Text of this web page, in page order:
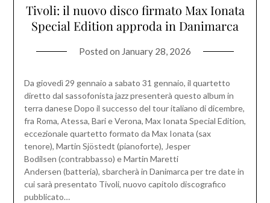
Tivoli: il nuovo disco firmato Max Ionata
Special Edition approda in Danimarca
Posted on January 28, 2026
Da giovedì 29 gennaio a sabato 31 gennaio, il quartetto
diretto dal sassofonista jazz presenterà questo album in
terra danese Dopo il successo del tour italiano di dicembre,
fra Roma, Atessa, Bari e Verona, Max Ionata Special Edition,
eccezionale quartetto formato da Max Ionata (sax
tenore), Martin Sjöstedt (pianoforte), Jesper
Bodilsen (contrabbasso) e Martin Maretti
Andersen (batteria), sbarcherà in Danimarca per tre date in
cui sarà presentato Tivoli, nuovo capitolo discografico
pubblicato…